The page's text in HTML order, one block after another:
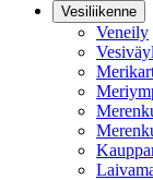
Vesiliikenne
Veneily